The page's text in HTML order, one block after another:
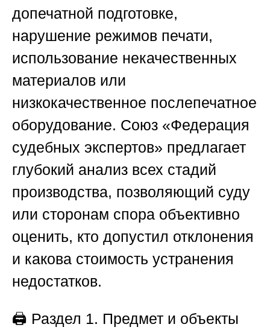
допечатной подготовке,
нарушение режимов печати,
использование некачественных
материалов или
низкокачественное послепечатное
оборудование. Союз «Федерация
судебных экспертов» предлагает
глубокий анализ всех стадий
производства, позволяющий суду
или сторонам спора объективно
оценить, кто допустил отклонения
и какова стоимость устранения
недостатков.
🖨️ Раздел 1. Предмет и объекты